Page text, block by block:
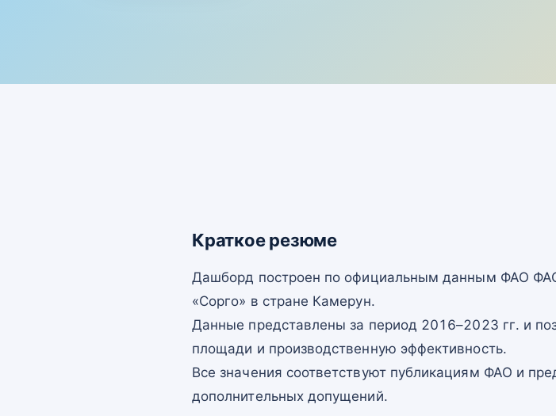
Краткое резюме
Дашборд построен по официальным данным ФАО
«Сорго» в стране Камерун.
Данные представлены за период 2016–2023 гг. и
площади и производственную эффективность.
Все значения соответствуют публикациям ФАО и
дополнительных допущений.